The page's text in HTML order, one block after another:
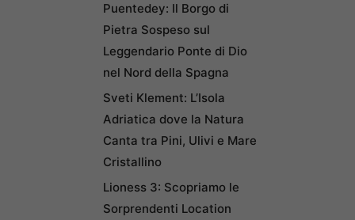
Puentedey: Il Borgo di
Pietra Sospeso sul
Leggendario Ponte di Dio
nel Nord della Spagna
Sveti Klement: L’Isola
Adriatica dove la Natura
Canta tra Pini, Ulivi e Mare
Cristallino
Lioness 3: Scopriamo le
Sorprendenti Location